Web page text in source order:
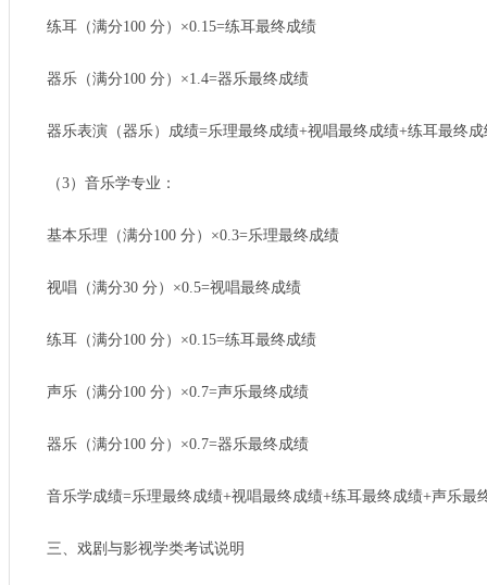
练耳（满分100 分）×0.15=练耳最终成绩
器乐（满分100 分）×1.4=器乐最终成绩
器乐表演（器乐）成绩=乐理最终成绩+视唱最终成绩+练耳最终成
（3）音乐学专业：
基本乐理（满分100 分）×0.3=乐理最终成绩
视唱（满分30 分）×0.5=视唱最终成绩
练耳（满分100 分）×0.15=练耳最终成绩
声乐（满分100 分）×0.7=声乐最终成绩
器乐（满分100 分）×0.7=器乐最终成绩
音乐学成绩=乐理最终成绩+视唱最终成绩+练耳最终成绩+声乐最
三、戏剧与影视学类考试说明